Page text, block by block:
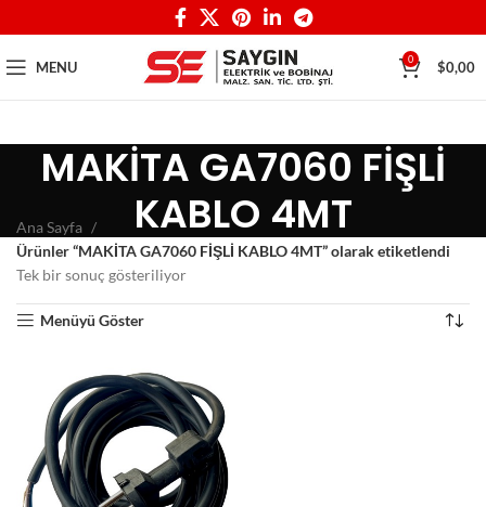
MENU 0 $0,00
MAKİTA GA7060 FİŞLİ
KABLO 4MT
Ana Sayfa
Ürünler “MAKİTA GA7060 FİŞLİ KABLO 4MT” olarak etiketlendi
Tek bir sonuç gösteriliyor
Menüyü Göster